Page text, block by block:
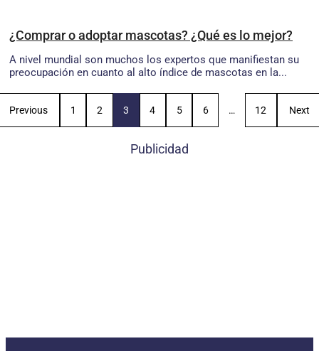
¿Comprar o adoptar mascotas? ¿Qué es lo mejor?
A nivel mundial son muchos los expertos que manifiestan su
preocupación en cuanto al alto índice de mascotas en la...
Previous 1 2 3 4 5 6 … 12 Next
Publicidad